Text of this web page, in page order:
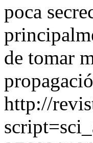
poca
de tomar
http://